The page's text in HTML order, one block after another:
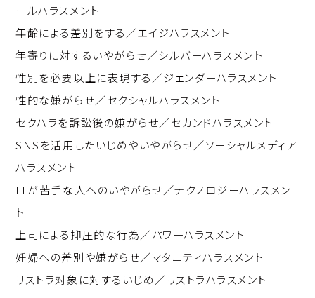
ールハラスメント
年齢による差別をする／エイジハラスメント
年寄りに対するいやがらせ／シルバーハラスメント
性別を必要以上に表現する／ジェンダーハラスメント
性的な嫌がらせ／セクシャルハラスメント
セクハラを訴訟後の嫌がらせ／セカンドハラスメント
SNSを活用したいじめやいやがらせ／ソーシャルメディア
ハラスメント
ITが苦手な人へのいやがらせ／テクノロジーハラスメン
ト
上司による抑圧的な行為／パワーハラスメント
妊婦への差別や嫌がらせ／マタニティハラスメント
リストラ対象に対するいじめ／リストラハラスメント